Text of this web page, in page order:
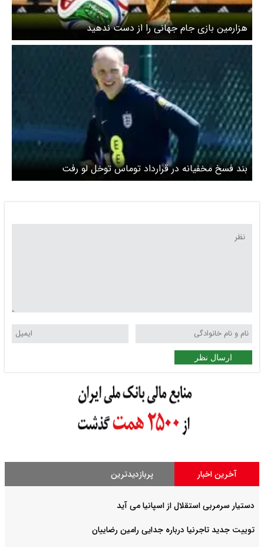
هزارمین بازی جام جهانی را از دست ندهید
بند فسخ مخفیانه در قرارداد توماس توخل لو رفت
ارسال نظر
آخرین اخبار پربازدیدترین
دستیار سرمربی استقلال از اسپانیا می آید
توییت جدید تاجرنیا درباره جدایی رامین رضاییان